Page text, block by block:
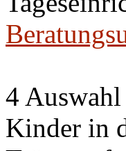
4
Kinder in